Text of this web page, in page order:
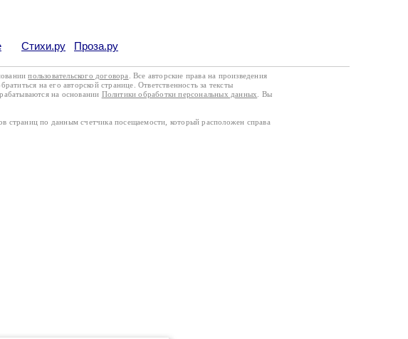
Стихи.ру Проза.ру
пользовательского договора
. Все авторские права на произведения
на его авторской странице. Ответственность за тексты
на основании Политики обработки персональных данных
. Вы
страниц по данным счетчика посещаемости, который расположен справа